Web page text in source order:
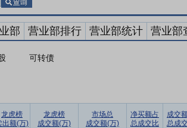
部 营业部排行 营业部统计 营业部
可转债
龙虎榜
出额(万)
龙虎榜
成交额(万)
市场总
成交额(万)
净买额占
总成交比
成交
总成